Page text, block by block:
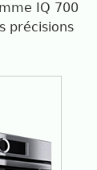
IQ 700
précisions